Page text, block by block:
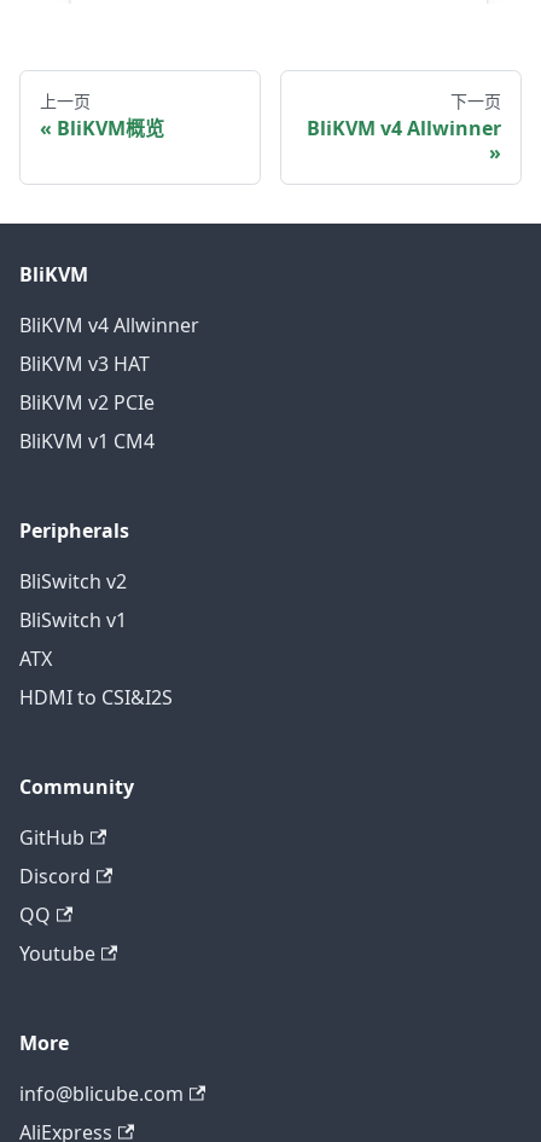
上一页
BliKVM概览
下一页
BliKVM v4 Allwinner
BliKVM
BliKVM v4 Allwinner
BliKVM v3 HAT
BliKVM v2 PCIe
BliKVM v1 CM4
Peripherals
BliSwitch v2
BliSwitch v1
ATX
HDMI to CSI&I2S
Community
GitHub
Discord
QQ
Youtube
More
info@blicube.com
AliExpress